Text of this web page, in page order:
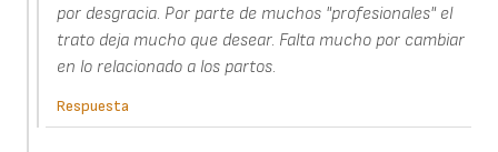
por desgracia. Por parte de muchos "profesionales" el
trato deja mucho que desear. Falta mucho por cambiar
en lo relacionado a los partos.
Respuesta